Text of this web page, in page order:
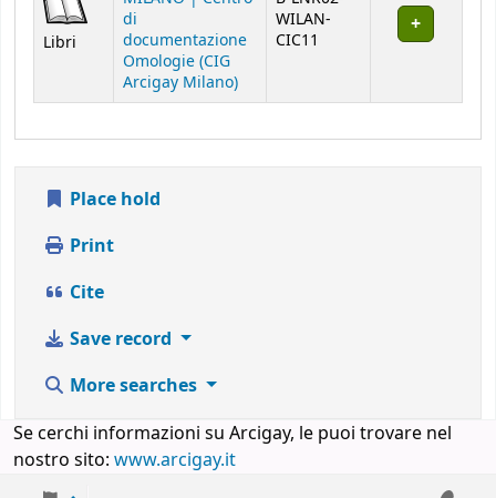
Libri
di
documentazione
Omologie (CIG
Arcigay Milano)
WILAN-
CIC11
Place hold
Print
Cite
Save record
More searches
Se cerchi informazioni su Arcigay, le puoi trovare nel
nostro sito: www.arcigay.it